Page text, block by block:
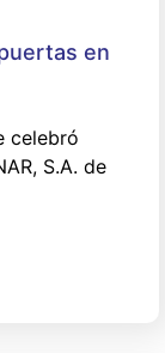
en
celebró
S.A. de